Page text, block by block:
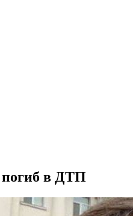
погиб в ДТП